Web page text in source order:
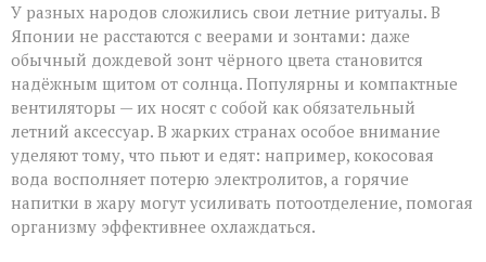
У разных народов сложились свои летние ритуалы. В
Японии не расстаются с веерами и зонтами: даже
обычный дождевой зонт чёрного цвета становится
надёжным щитом от солнца. Популярны и компактные
вентиляторы — их носят с собой как обязательный
летний аксессуар. В жарких странах особое внимание
уделяют тому, что пьют и едят: например, кокосовая
вода восполняет потерю электролитов, а горячие
напитки в жару могут усиливать потоотделение, помогая
организму эффективнее охлаждаться.